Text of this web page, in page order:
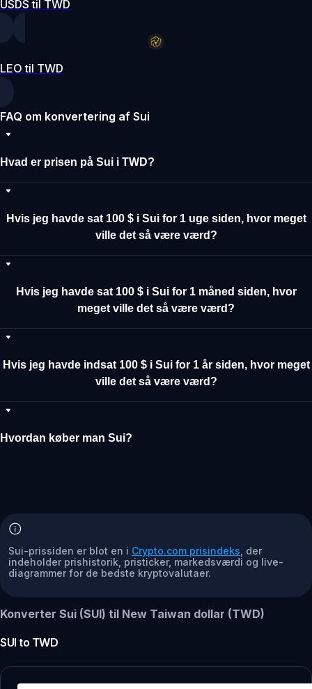
USDS til TWD
LEO til TWD
FAQ om konvertering af Sui
Hvad er prisen på Sui i TWD?
Hvis jeg havde sat 100 $ i Sui for 1 uge siden, hvor meget
ville det så være værd?
Hvis jeg havde sat 100 $ i Sui for 1 måned siden, hvor
meget ville det så være værd?
Hvis jeg havde indsat 100 $ i Sui for 1 år siden, hvor meget
ville det så være værd?
Hvordan køber man Sui?
Sui-prissiden er blot en i Crypto.com prisindeks , der
indeholder prishistorik, pristicker, markedsværdi og live-
diagrammer for de bedste kryptovalutaer.
Konverter Sui (SUI) til New Taiwan dollar (TWD)
SUI to TWD